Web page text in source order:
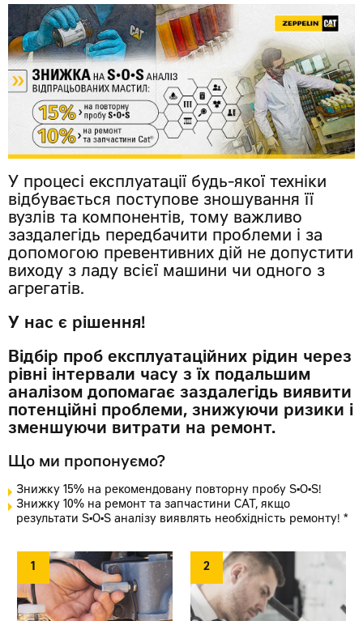
У процесі експлуатації будь-якої техніки
відбувається поступове зношування її
вузлів та компонентів, тому важливо
заздалегідь передбачити проблеми і за
допомогою превентивних дій не допустити
виходу з ладу всієї машини чи одного з
агрегатів.
У нас є рішення!
Відбір проб експлуатаційних рідин через
рівні інтервали часу з їх подальшим
аналізом допомагає заздалегідь виявити
потенційні проблеми, знижуючи ризики і
зменшуючи витрати на ремонт.
Що ми пропонуємо?
Знижку 15% на рекомендовану повторну пробу S•O•S!
Знижку 10% на ремонт та запчастини CAT, якщо
результати S•O•S аналізу виявлять необхідність ремонту! *
1 2